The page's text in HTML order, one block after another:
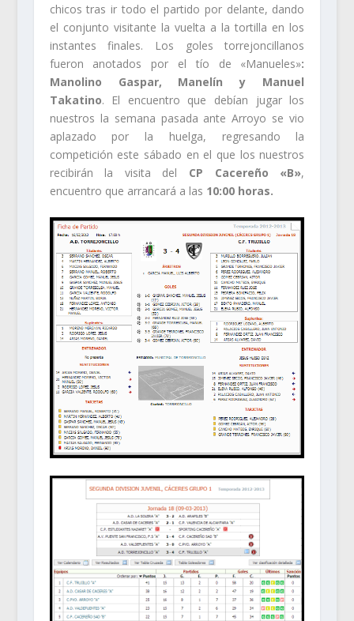
chicos tras ir todo el partido por delante, dando
el conjunto visitante la vuelta a la tortilla en los
instantes finales. Los goles torrejoncillanos
fueron anotados por el tío de «Manueles»:
Manolino Gaspar, Manelín y Manuel
Takatino. El encuentro que debían jugar los
nuestros la semana pasada ante Arroyo se vio
aplazado por la huelga, regresando la
competición este sábado en el que los nuestros
recibirán la visita del CP Cacereño «B»,
encuentro que arrancará a las 10:00 horas.